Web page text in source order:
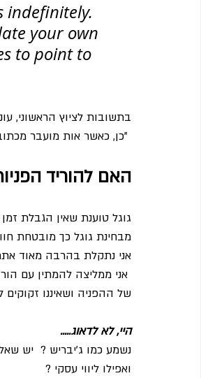
indefinitely.
your own
to point to
בתשובות לציוץ הראשוני,
האם להוריד הפניות
גוגל טוענת שאין הגבלת
מבחינת גוגל כך מובטחת
אני נתקלת בהרבה מאוד
אני ממליצה להמתין עם
של ההפניה ושאיננו זקוקים
היי, לא לדאוג.....
נשמע כמו ג'יבריש ?  יש
ואפילו ליווי עסקי ?